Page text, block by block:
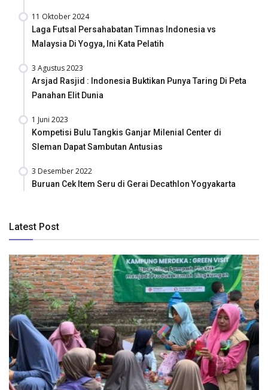
11 Oktober 2024
Laga Futsal Persahabatan Timnas Indonesia vs
Malaysia Di Yogya, Ini Kata Pelatih
3 Agustus 2023
Arsjad Rasjid : Indonesia Buktikan Punya Taring Di Peta
Panahan Elit Dunia
1 Juni 2023
Kompetisi Bulu Tangkis Ganjar Milenial Center di
Sleman Dapat Sambutan Antusias
3 Desember 2022
Buruan Cek Item Seru di Gerai Decathlon Yogyakarta
Latest Post